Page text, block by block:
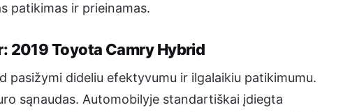
patikimas ir prieinamas.
2019 Toyota Camry Hybrid
pasižymi dideliu efektyvumu ir ilgalaikiu patikimumu.
sąnaudas. Automobilyje standartiškai įdiegta